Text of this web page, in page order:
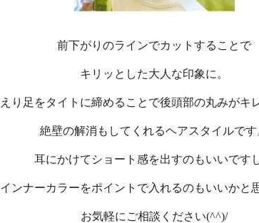
前下がりのラインでカットすることで
キリッとした大人な印象に。
えり足をタイトに締めることで後頭部の丸みがキ
絶壁の解消もしてくれるヘアスタイルです
耳にかけてショート感を出すのもいいですし
インナーカラーをポイントで入れるのもいいかと
お気軽にご相談ください(^^)/